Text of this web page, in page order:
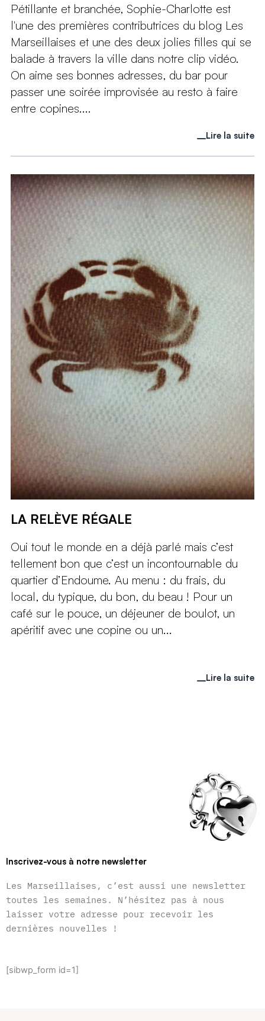
Pétillante et branchée, Sophie-Charlotte est
l'une des premières contributrices du blog Les
Marseillaises et une des deux jolies filles qui se
balade à travers la ville dans notre clip vidéo.
On aime ses bonnes adresses, du bar pour
passer une soirée improvisée au resto à faire
entre copines....
Lire la suite
LA RELÈVE RÉGALE
Oui tout le monde en a déjà parlé mais c’est
tellement bon que c’est un incontournable du
quartier d’Endoume. Au menu : du frais, du
local, du typique, du bon, du beau ! Pour un
café sur le pouce, un déjeuner de boulot, un
apéritif avec une copine ou un...
Lire la suite
Inscrivez-vous à notre newsletter
Les Marseillaises, c’est aussi une newsletter
toutes les semaines. N’hésitez pas à nous
laisser votre adresse pour recevoir les
dernières nouvelles !
[sibwp_form id=1]